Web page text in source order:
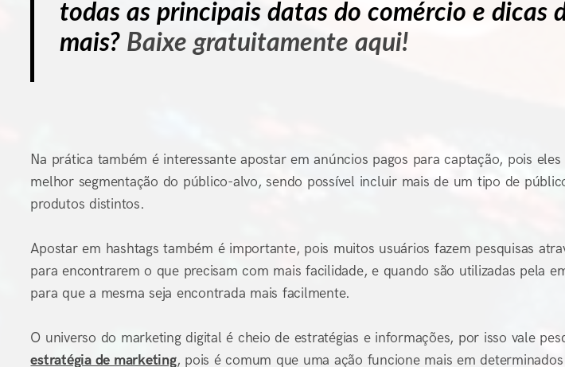
todas as principais datas do comércio e dicas
mais? Baixe gratuitamente aqui!
Na prática também é interessante apostar em anúncios pagos para captação, pois
melhor segmentação do público-alvo, sendo possível incluir mais de um tipo de
produtos distintos.
Apostar em hashtags também é importante, pois muitos usuários fazem pesquisas
para encontrarem o que precisam com mais facilidade, e quando são utilizadas pela
para que a mesma seja encontrada mais facilmente.
O universo do marketing digital é cheio de estratégias e informações, por isso vale
estratégia de marketing, pois é comum que uma ação funcione mais em